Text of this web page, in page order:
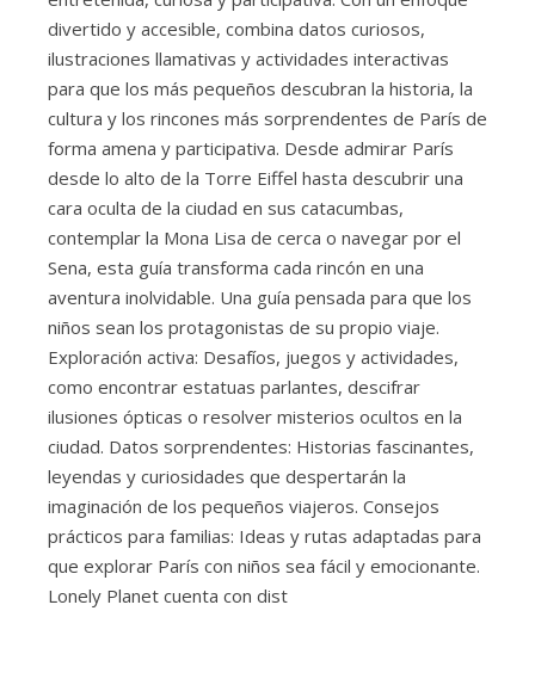
divertido y accesible, combina datos curiosos,
ilustraciones llamativas y actividades interactivas
para que los más pequeños descubran la historia, la
cultura y los rincones más sorprendentes de París de
forma amena y participativa. Desde admirar París
desde lo alto de la Torre Eiffel hasta descubrir una
cara oculta de la ciudad en sus catacumbas,
contemplar la Mona Lisa de cerca o navegar por el
Sena, esta guía transforma cada rincón en una
aventura inolvidable. Una guía pensada para que los
niños sean los protagonistas de su propio viaje.
Exploración activa: Desafíos, juegos y actividades,
como encontrar estatuas parlantes, descifrar
ilusiones ópticas o resolver misterios ocultos en la
ciudad. Datos sorprendentes: Historias fascinantes,
leyendas y curiosidades que despertarán la
imaginación de los pequeños viajeros. Consejos
prácticos para familias: Ideas y rutas adaptadas para
que explorar París con niños sea fácil y emocionante.
Lonely Planet cuenta con dist